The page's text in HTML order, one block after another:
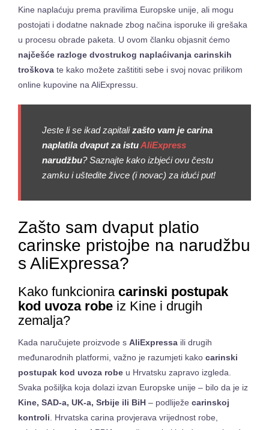
Kine naplaćuju prema pravilima Europske unije, ali mogu
postojati i dodatne naknade zbog načina isporuke ili grešaka
u procesu obrade paketa. U ovom članku objasnit ćemo
najčešće razloge dvostrukog naplaćivanja carinskih
troškova te kako možete zaštititi sebe i svoj novac prilikom
online kupovine na AliExpressu.
Jeste li se ikad zapitalizašto vam je carina
naplatila dvaput za istuAliExpress
narudžbu? Saznajte kako izbjeći ovu čestu
zamku i uštedite živce (i novac) za idući put!
Zašto sam dvaput platio
carinske pristojbe na narudžbu
s AliExpressa?
Kako funkcionira carinski postupak
kod uvoza robe iz Kine i drugih
zemalja?
Kada naručujete proizvode s AliExpressa ili drugih
međunarodnih platformi, važno je razumjeti kako carinski
postupak kod uvoza robe u Hrvatsku zapravo izgleda.
Svaka pošiljka koja dolazi izvan Europske unije – bilo da je iz
Kine, SAD-a, UK-a, Srbije ili BiH – podliježe carinskoj
kontroli . Hrvatska carina provjerava vrijednost robe,